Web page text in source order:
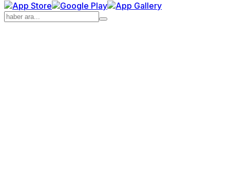
Deneme
Grandpashabet
grandpashabet
Grandpashabet
grandpashabet
Jojobet
jojobet
betsmove
child
bahiscasino
Grandpashabet
matbet
jojobet
grandpashabet
matbet
vdcasino
holiganbet
jojobet
grandpashabet
grandpashabet
Deneme
kavbet
betsmove
jojobet
jojobet
matadorbet
grandpashabet
pusulabet
child
jojobet
gameofbet
cratosroyalbet
jojobet
holiganbet
gameofbet
holiganbet
grandpashabet
grandpashabet
grandpashabet
grandpashabet
pusulabet
grandpashabet
pusulabet
holiganbet
casibom
grandpashabet
superbetin
superbetin
pusulabet
tlcasino
tlcasino
casinolevant
wbahis
casinolevant
grandpashabet
grandpashabet
matbet
imajbet
pusulabet
vdcasino
matbet
betcio
grandpashabet
grandpashabet
pusulabet
holiganbet
grandpashabet
jojobet
amgbahis
casinomilyon
amgbahis
amgbahis
tlcasino
sekabet
pusulabet
child
matadorbet
pusulabet
gameofbet
jojobet
holiganbet
holiganbet
casibom
casibom
Jojobet
wbahis
vdcasino
Jojobet
casibom